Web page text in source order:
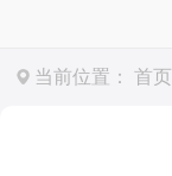
当前位置： 首页